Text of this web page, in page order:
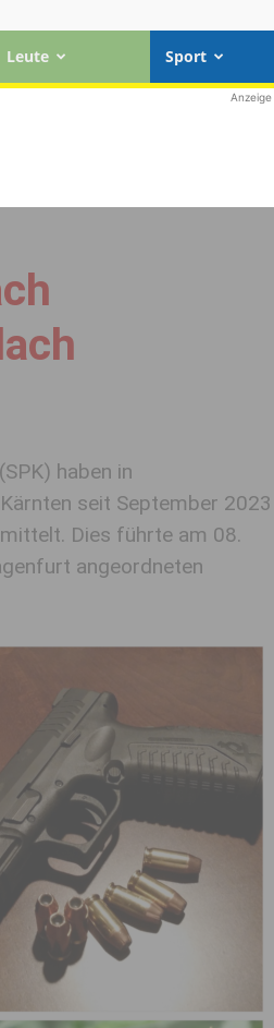
Leute Sport
Anzeige
haben in
seit September 2023
Dies führte am 08.
angeordneten